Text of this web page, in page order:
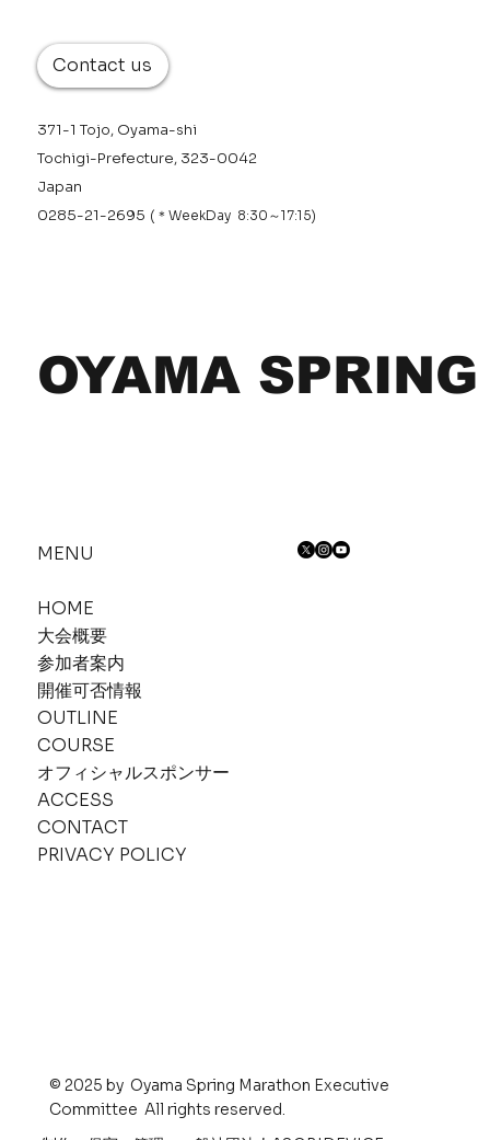
Contact us
371-1 Tojo, Oyama-shi
Tochigi-Prefecture, 323-0042
Japan
0285-21-2695 (＊WeekDay 8:30～17:15)
OYAMA
© 2025 by Oyama Spring Marathon Executive
Committee All rights reserved.
MENU
HOME
大会概要
参加者案内
​​開催可否情報
OUTLINE
COURSE
オフィシャルスポンサー
ACCESS
CONTACT
PRIVACY POLICY